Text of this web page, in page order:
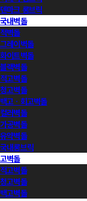
덴마크 롱브릭
국내벽돌
적벽돌
그레이벽돌
화이트벽돌
블랙벽돌
적고벽돌
청고벽돌
백고ㆍ회고벽돌
컬러벽돌
가공벽돌
유약벽돌
국내롱브릭
고벽돌
적고벽돌
청고벽돌
백고벽돌